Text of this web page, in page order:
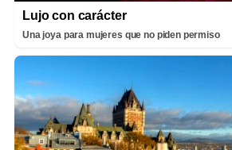
Lujo con carácter
Una joya para mujeres que no piden permiso